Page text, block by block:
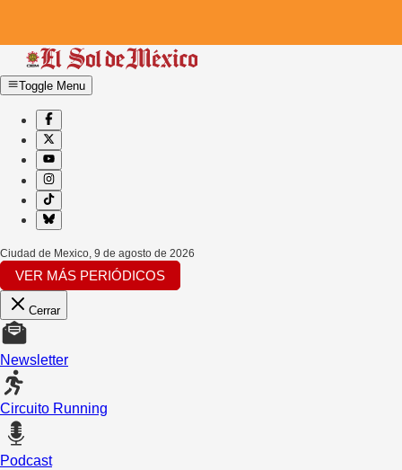
Toggle Menu
Ciudad de Mexico, 9 de agosto de 2026
VER MÁS PERIÓDICOS
Cerrar
Newsletter
Circuito Running
Podcast